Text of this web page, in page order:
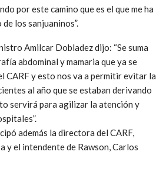
por este camino que es el que me ha
los sanjuaninos”.
Amilcar Dobladez dijo: “Se suma
abdominal y mamaria que ya se
CARF y esto nos va a permitir evitar la
al año que se estaban derivando
servirá para agilizar la atención y
además la directora del CARF,
y el intendente de Rawson, Carlos